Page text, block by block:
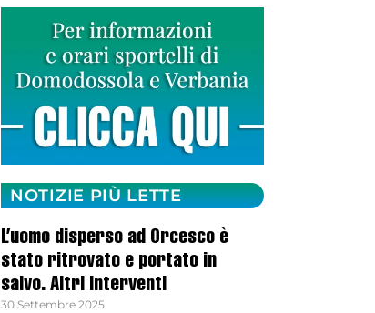
NOTIZIE PIÙ LETTE
L’uomo disperso ad Orcesco è
stato ritrovato e portato in
salvo. Altri interventi
30 Settembre 2025